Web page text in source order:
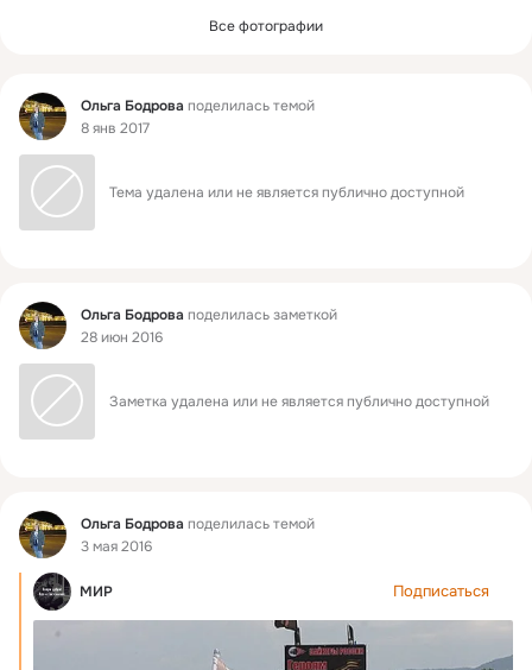
Все фотографии
Фид Ольга Бодрова поделилась темой
8 янв 2017
Тема удалена или не является публично доступной
Фид Ольга Бодрова поделилась заметкой
28 июн 2016
Заметка удалена или не является публично доступной
Фид Ольга Бодрова поделилась темой
3 мая 2016
МИР Подписаться